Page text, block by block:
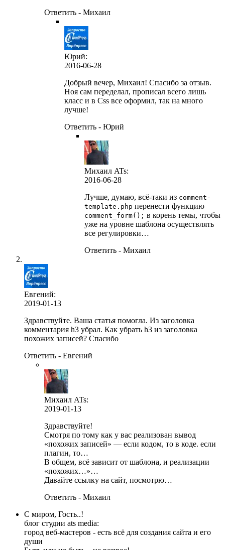
Ответить - Михаил
Юрий:
2016-06-28
Добрый вечер, Михаил! Спасибо за отзыв.
Ноя сам переделал, прописал всего лишь
класс и в Css все оформил, так на много
лучше!
Ответить - Юрий
Михаил ATs:
2016-06-28
Лучше, думаю, всё-таки из comment-
template.php перенести функцию
comment_form(); в корень темы, чтобы
уже на уровне шаблона осуществлять
все регулировки…
Ответить - Михаил
Евгений:
2019-01-13
Здравствуйте. Ваша статья помогла. Из заголовка
комментария h3 убрал. Как убрать h3 из заголовка
похожих записей? Спасибо
Ответить - Евгений
Михаил ATs:
2019-01-13
Здравствуйте!
Смотря по тому как у вас реализован вывод
«похожих записей» — если кодом, то в коде. если
плагин, то…
В общем, всё зависит от шаблона, и реализации
«похожих…»…
Давайте ссылку на сайт, посмотрю…
Ответить - Михаил
С миром, Гость..!
блог студии ats media:
город веб-мастеров - есть всё для создания сайта и его
души